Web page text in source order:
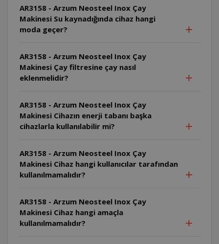
AR3158 - Arzum Neosteel Inox Çay
Makinesi Su kaynadığında cihaz hangi
moda geçer?
AR3158 - Arzum Neosteel Inox Çay
Makinesi Çay filtresine çay nasıl
eklenmelidir?
AR3158 - Arzum Neosteel Inox Çay
Makinesi Cihazın enerji tabanı başka
cihazlarla kullanılabilir mi?
AR3158 - Arzum Neosteel Inox Çay
Makinesi Cihaz hangi kullanıcılar tarafından
kullanılmamalıdır?
AR3158 - Arzum Neosteel Inox Çay
Makinesi Cihaz hangi amaçla
kullanılmamalıdır?